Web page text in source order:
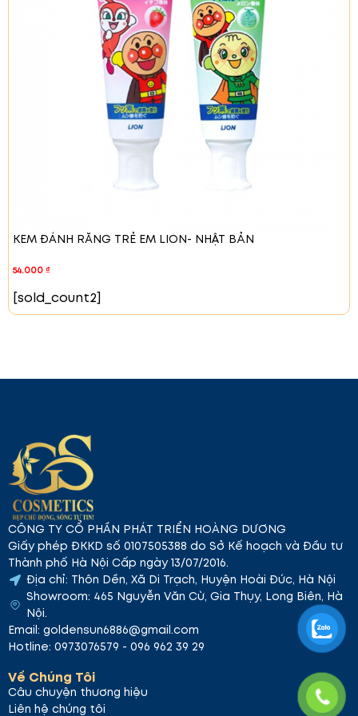
xà phòng, matxa từ hông đến đùi. - Sử dụng hàng
ngày để cho kết quả tốt nhất.
KEM ĐÁNH RĂNG TRẺ EM LION- NHẬT BẢN
54.000₫
[sold_count2]
CÔNG TY CỔ PHẦN PHÁT TRIỂN HOÀNG DƯƠNG
Giấy phép ĐKKD số 0107505388 do Sở Kế hoạch và Đầu tư
Thành phố Hà Nội Cấp ngày 13/07/2016.
Địa chỉ: Thôn Dền, Xã Di Trạch, Huyện Hoài Đức, Hà Nội
Showroom: 465 Nguyễn Văn Cừ, Gia Thụy, Long Biên, Hà
Nội.
Email: goldensun6886@gmail.com
Hotline: 0973076579 - 096 962 39 29
Về Chúng Tôi
Câu chuyện thương hiệu
Liên hệ chúng tôi